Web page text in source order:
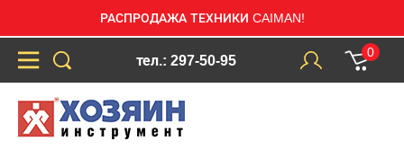
РАСПРОДАЖА ТЕХНИКИ CAIMAN!
тел.: 297-50-95
0